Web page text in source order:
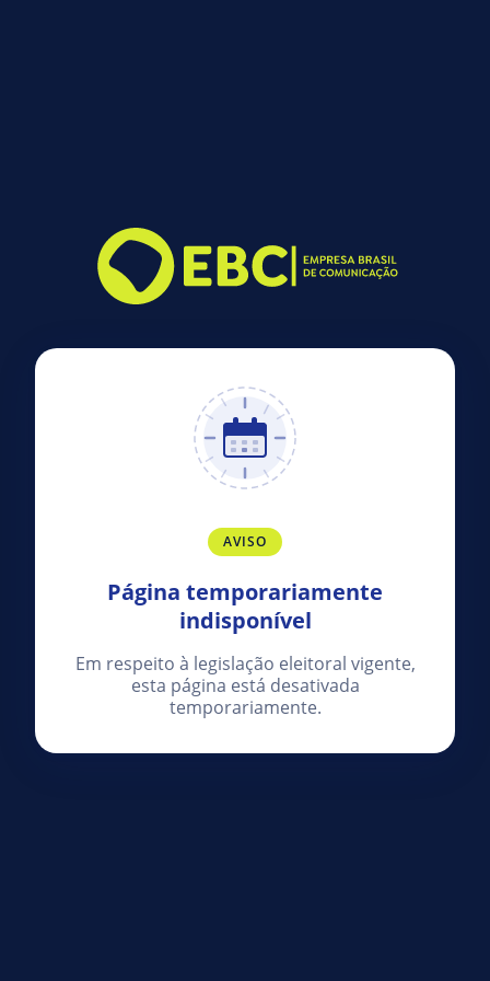
AVISO
Página temporariamente
indisponível
Em respeito à legislação eleitoral vigente,
esta página está desativada
temporariamente.